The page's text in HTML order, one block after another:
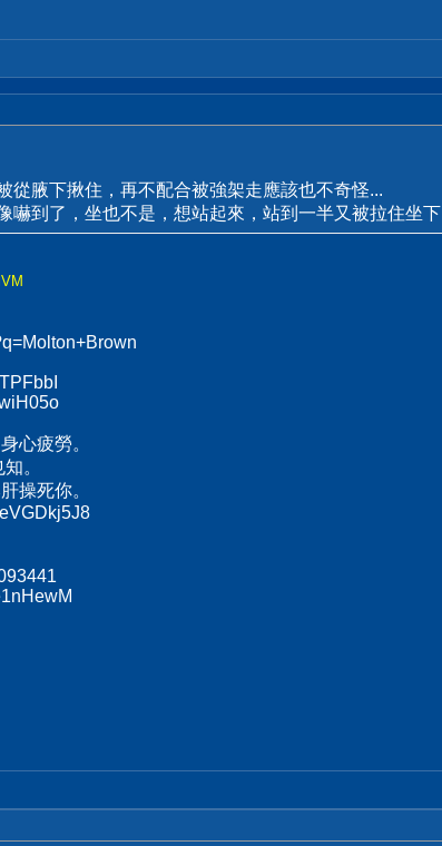
從腋下揪住，再不配合被強架走應該也不奇怪...
嚇到了，坐也不是，想站起來，站到一半又被拉住坐下
心疲勞。
。
操死你。